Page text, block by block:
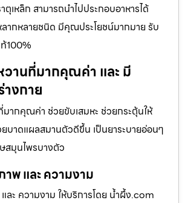
ตุเหล็ก สามารถนำไปประกอบอาหารได้
ลากหลายชนิด มีคุณประโยชน์มากมาย รับ
100%
านที่มากคุณค่า และ มี
างกาย
ากคุณค่า ช่วยขับเสมหะ ช่วยกระตุ้นให้
บาดแผลสมานตัวดีขึ้น เป็นยาระบายอ่อนๆ
สมุนไพรบางตัว
พ และ ความงาม
ละ ความงาม ให้บริการโดย น้ำผึ้ง.com